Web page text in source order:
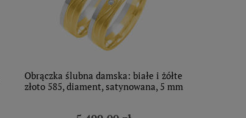
Obrączka ślubna damska: białe i żółte
złoto 585, diament, satynowana, 5 mm